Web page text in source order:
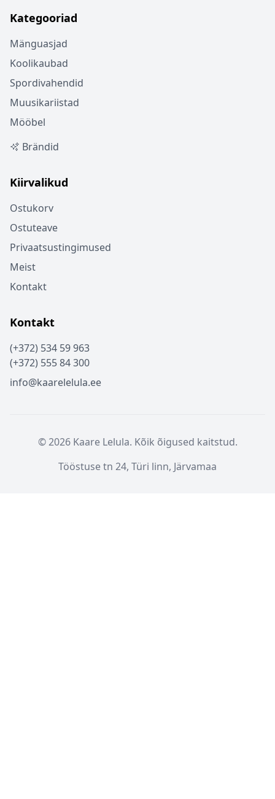
Kategooriad
Mänguasjad
Koolikaubad
Spordivahendid
Muusikariistad
Mööbel
Brändid
Kiirvalikud
Ostukorv
Ostuteave
Privaatsustingimused
Meist
Kontakt
Kontakt
(+372) 534 59 963
(+372) 555 84 300
info@kaarelelula.ee
© 2026 Kaare Lelula. Kõik õigused kaitstud.
Tööstuse tn 24, Türi linn, Järvamaa